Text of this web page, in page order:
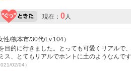
現在： 0人
性/熊本市/30代/Lv.104）
目的に行きました。とっても可愛くリアルで
ス、とてもリアルでホントに土のようなんで
02/04）